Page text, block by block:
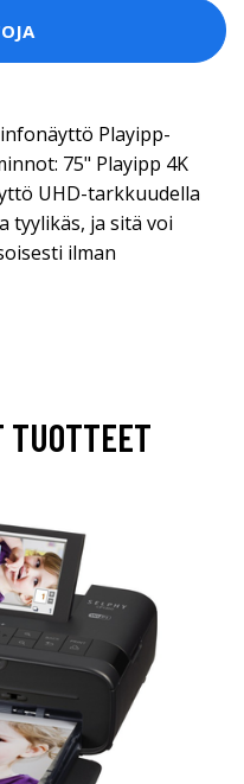
Playipp-
75" Playipp 4K
UHD-tarkkuudella
tyylikäs, ja sitä voi
ilman
TUOTTEET